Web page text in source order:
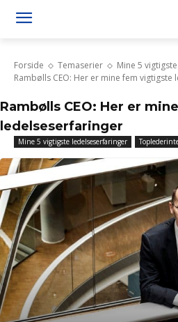
Forside Temaserier
Mine 5
Rambølls CEO: Her er mine fem
Rambølls CEO: Her er
ledelseserfaringer
Mine 5 vigtigste ledelseserfaringer